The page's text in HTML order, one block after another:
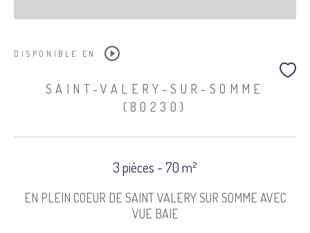
DISPONIBLE EN
SAINT-VALERY-SUR-SOMME
(80230)
3 pièces - 70 m²
EN PLEIN COEUR DE SAINT VALERY SUR SOMME AVEC
VUE BAIE